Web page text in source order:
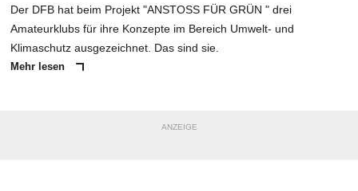
Der DFB hat beim Projekt "ANSTOSS FÜR GRÜN " drei
Amateurklubs für ihre Konzepte im Bereich Umwelt- und
Klimaschutz ausgezeichnet. Das sind sie.
Mehr lesen
ANZEIGE